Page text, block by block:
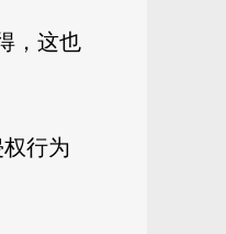
，这也
行为